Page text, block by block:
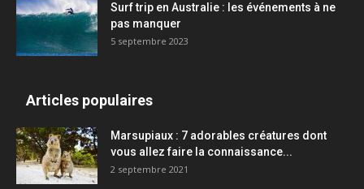
Surf trip en Australie : les événements à ne
pas manquer
5 septembre 2023
Articles populaires
Marsupiaux : 7 adorables créatures dont
vous allez faire la connaissance...
2 septembre 2021